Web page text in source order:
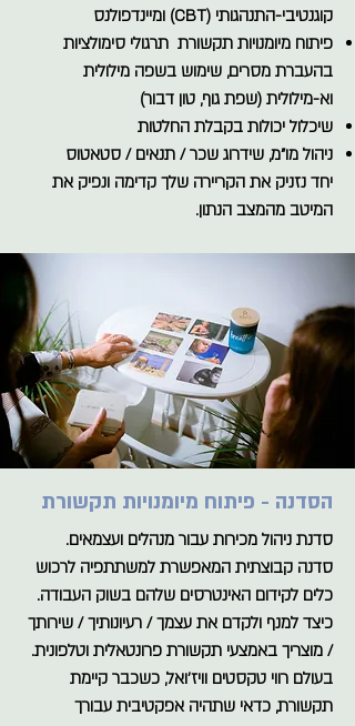
קוגנטיבי-התנהגותי (CBT) ומיינדפולנס
פיתוח מיומנויות תקשורת תרגולי סימולציות
בהעברת מסרים, שימוש בשפה מילולית
וא-מילולית (שפת גוף, טון דבור)
שיכלול יכולות בקבלת החלטות
ניהול מו"מ, שידרוג שכר / תנאים / סטאטוס
יחד נזניק את הקריירה שלך קדימה ונפיק את
המיטב מהמצב הנתון.
הסדנה - פיתוח מיומנויות תקשורת
סדנת ניהול מכירות עבור מנהלים ועצמאים.
סדנה קבוצתית המאפשרת למשתתפיה לרכוש
כלים לקידום האינטרסים שלהם בשוק העבודה.
כיצד למנף ולקדם את עצמך / רעיונותיך / שירותך
/ מוצריך באמצעי תקשורת פרונטאלית וטלפונית.
בעולם רווי טקסטים וויז'ואל, כשכבר קיימת
תקשורת, כדאי שתהיה אפקטיבית עבורך